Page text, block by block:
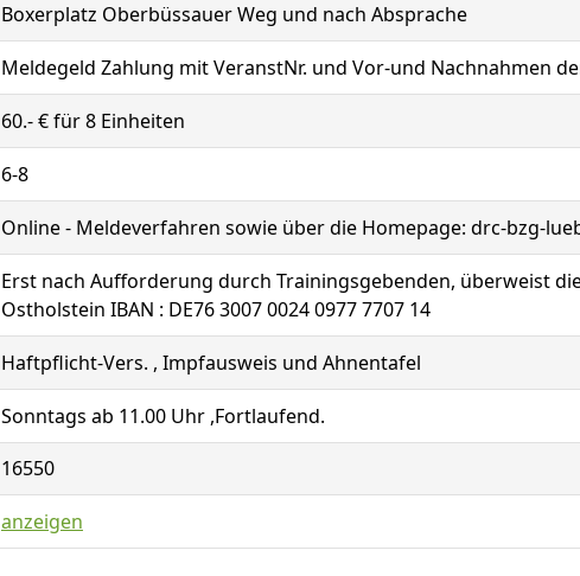
Boxerplatz Oberbüssauer Weg und nach Absprache
Meldegeld Zahlung mit VeranstNr. und Vor-und Nachnahmen
60.- € für 8 Einheiten
6-8
Online - Meldeverfahren sowie über die Homepage: drc-bzg-
Erst nach Aufforderung durch Trainingsgebenden, überweist
Ostholstein IBAN : DE76 3007 0024 0977 7707 14
Haftpflicht-Vers. , Impfausweis und Ahnentafel
Sonntags ab 11.00 Uhr ,Fortlaufend.
16550
anzeigen